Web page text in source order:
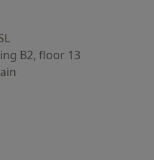
B2, floor 13